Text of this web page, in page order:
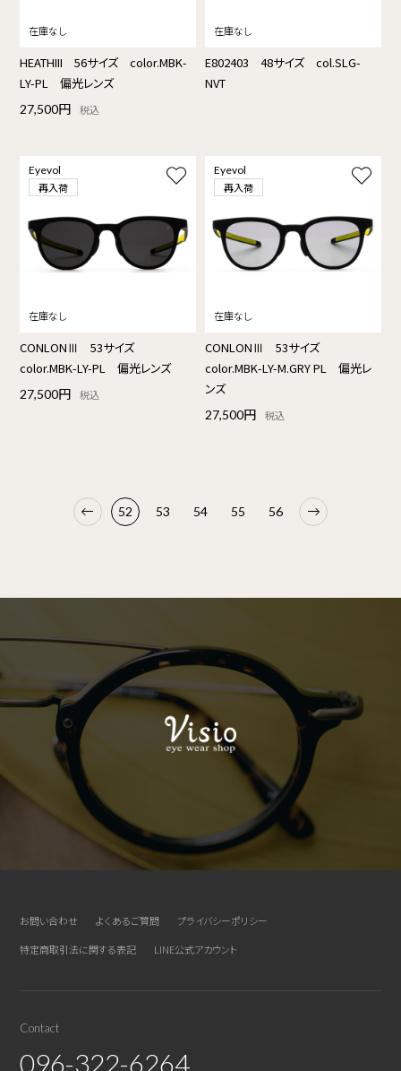
HEATHIII 56サイズ color.MBK-
LY-PL 偏光レンズ
27,500円 税込
E802403 48サイズ col.SLG-
NVT
Eyevol
再入荷
CONLONⅢ 53サイズ
color.MBK-LY-PL 偏光レンズ
27,500円 税込
Eyevol
再入荷
CONLONⅢ 53サイズ
color.MBK-LY-M.GRY PL 偏光レ
ンズ
27,500円 税込
52 53 54 55 56
お問い合わせ よくあるご質問
プライバシーポリシー
特定商取引法に関する表記
LINE公式アカウント
Contact
096-322-6264